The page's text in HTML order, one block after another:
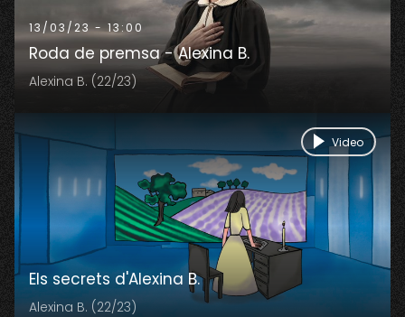
13/03/23 - 13:00
Roda de premsa - Alexina B.
Alexina B. (22/23)
Els secrets d'Alexina B.
Alexina B. (22/23)
Video